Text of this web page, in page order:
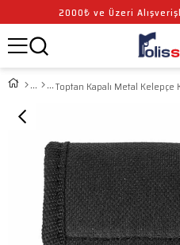
2000₺ ve Üzeri
Toptan Kapalı Metal Kelepçe